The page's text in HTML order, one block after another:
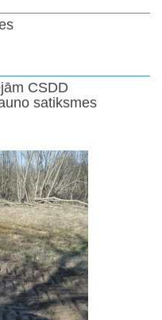
CSDD
satiksmes